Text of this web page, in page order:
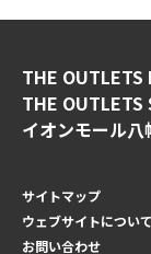
THE OUTLETS
THE OUTLETS
イオンモール八
サイトマップ
ウェブサイトについて
お問い合わせ